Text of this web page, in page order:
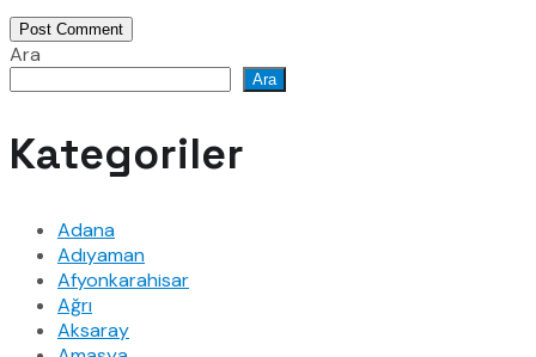
Post Comment
Ara
Ara
Kategoriler
Adana
Adıyaman
Afyonkarahisar
Ağrı
Aksaray